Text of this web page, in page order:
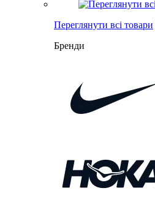
Переглянути всі товари
Бренди